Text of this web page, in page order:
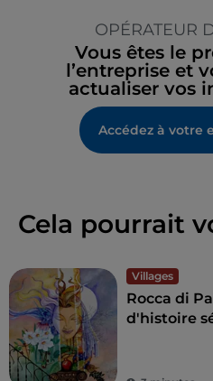
OPÉRATEUR
Vous êtes le
l’entreprise et
actualiser vos
Accédez à votre
Cela pourrait
Villages
Rocca di
d'histoire